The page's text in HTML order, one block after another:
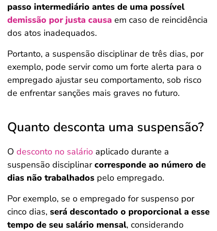
passo intermediário antes de uma possível
demissão por justa causa em caso de reincidência
dos atos inadequados.
Portanto, a suspensão disciplinar de três dias, por
exemplo, pode servir como um forte alerta para o
empregado ajustar seu comportamento, sob risco
de enfrentar sanções mais graves no futuro.
Quanto desconta uma suspensão?
O desconto no salário aplicado durante a
suspensão disciplinarcorresponde ao número de
dias não trabalhados pelo empregado.
Por exemplo, se o empregado for suspenso por
cinco dias, será descontado o proporcional a esse
tempo de seu salário mensal, considerando